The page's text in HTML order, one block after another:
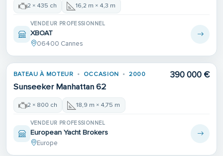
2 × 435 ch 16,2 m × 4,3 m
VENDEUR PROFESSIONNEL
XBOAT
06400 Cannes
BATEAU À MOTEUR OCCASION 2000
Sunseeker Manhattan 62
390 000 €
2 × 800 ch 18,9 m × 4,75 m
VENDEUR PROFESSIONNEL
European Yacht Brokers
Europe